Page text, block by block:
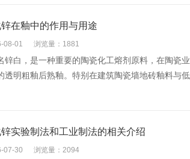
在釉中的作用与用途
08-01 浏览量：1881
锌白，是一种重要的陶瓷化工熔剂原料，在陶瓷
透明粗釉后熟釉。特别在建筑陶瓷墙地砖釉料与低
实验制法和工业制法的相关介绍
07-30 浏览量：2094